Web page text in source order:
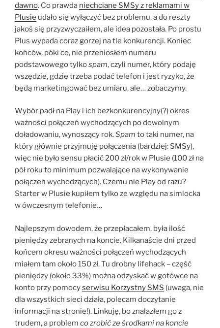
dawno. Co prawda niechciane SMSy z reklamami w
Plusie udało się wyłączyć bez problemu, a do reszty
jakoś się przyzwyczaiłem, ale idea pozostała. Po prostu
Plus wypada coraz gorzej na tle konkurencji. Koniec
końców, póki co, nie przeniosłem numeru
podstawowego tylkospam, czyli numer, który podaję
wszędzie, gdzie trzeba podać telefon i jest ryzyko, że
będą marketingować bez umiaru, ale… zobaczymy.
Wybór padł na Play i ich bezkonkurencyjny(?) okres
ważności połączeń wychodzących po dowolnym
doładowaniu, wynoszący rok.Spam to taki numer, na
który głównie przyjmuję połączenia (bardziej: SMSy),
więc nie było sensu płacić 200 zł/rok w Plusie (100 zł na
pół roku to minimum pozwalające na wykonywanie
połączeń wychodzących). Czemu nie Play od razu?
Starter w Plusie kupiłem tylko ze względu na simlocka
w ówczesnym telefonie…
Najlepszym dowodem, że przepłacałem, była ilość
pieniędzy zebranych na koncie. Kilkanaście dni przed
końcem okresu ważności połączeń wychodzących
miałem tam około 150 zł. Tu drobny lifehack – część
pieniędzy (około 33%) można odzyskać w gotówce na
konto przy pomocyserwisu Korzystny SMS (uwaga, nie
dla wszystkich sieci działa, polecam doczytanie
informacji na stronie!). Linkuję, bo znalazłem go z
trudem, a problem co zrobić ze środkami na koncie